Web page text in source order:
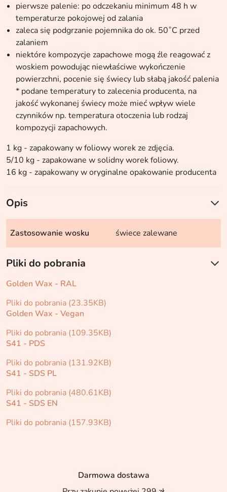
pierwsze palenie: po odczekaniu minimum 48 h w
temperaturze pokojowej od zalania
zaleca się podgrzanie pojemnika do ok. 50˚C przed
zalaniem
niektóre kompozycje zapachowe mogą źle reagować z
woskiem powodując niewłaściwe wykończenie
powierzchni, pocenie się świecy lub słabą jakość palenia
* podane temperatury to zalecenia producenta, na
jakość wykonanej świecy może mieć wpływ wiele
czynników np. temperatura otoczenia lub rodzaj
kompozycji zapachowych.
1 kg - zapakowany w foliowy worek ze zdjęcia.
5/10 kg - zapakowane w solidny worek foliowy.
16 kg - zapakowany w oryginalne opakowanie producenta
Opis
Zastosowanie wosku świece zalewane
Pliki do pobrania
Golden Wax - RAL
Pliki do pobrania (23.35KB)
Golden Wax - Vegan
Pliki do pobrania (109.35KB)
S41 - PDS
Pliki do pobrania (131.92KB)
S41 - SDS PL
Pliki do pobrania (480.61KB)
S41 - SDS EN
Pliki do pobrania (157.93KB)
Darmowa dostawa